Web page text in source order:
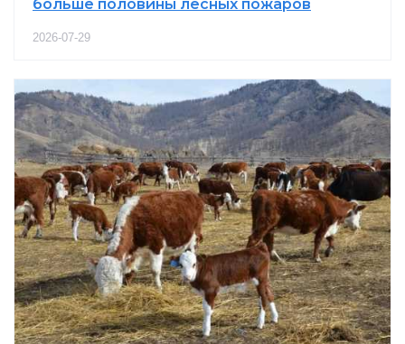
больше половины лесных пожаров
2026-07-29